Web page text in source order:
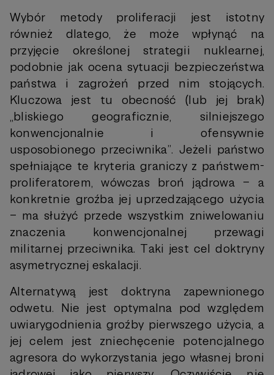
Wybór metody proliferacji jest istotny
również dlatego, że może wpłynąć na
przyjęcie określonej strategii nuklearnej,
podobnie jak ocena sytuacji bezpieczeństwa
państwa i zagrożeń przed nim stojących.
Kluczowa jest tu obecność (lub jej brak)
„bliskiego geograficznie, silniejszego
konwencjonalnie i ofensywnie
usposobionego przeciwnika”. Jeżeli państwo
spełniające te kryteria graniczy z państwem-
proliferatorem, wówczas broń jądrowa – a
konkretnie groźba jej uprzedzającego użycia
– ma służyć przede wszystkim zniwelowaniu
znaczenia konwencjonalnej przewagi
militarnej przeciwnika. Taki jest cel doktryny
asymetrycznej eskalacji.
Alternatywą jest doktryna zapewnionego
odwetu. Nie jest optymalna pod względem
uwiarygodnienia groźby pierwszego użycia, a
jej celem jest zniechęcenie potencjalnego
agresora do wykorzystania jego własnej broni